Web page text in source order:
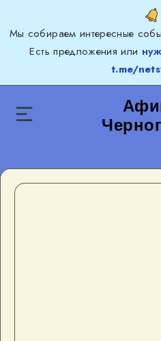
Мы собираем интересные
Есть предложения или
t.me/